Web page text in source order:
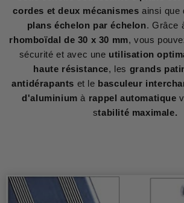
cordes et deux mécanismes ainsi que
plans échelon par échelon. Grâce
rhomboïdal de 30 x 30 mm, vous
sécurité et avec une utilisation
haute résistance, les grands
antidérapants et le basculeur
d'aluminium à rappel automatique
stabilité maximale.